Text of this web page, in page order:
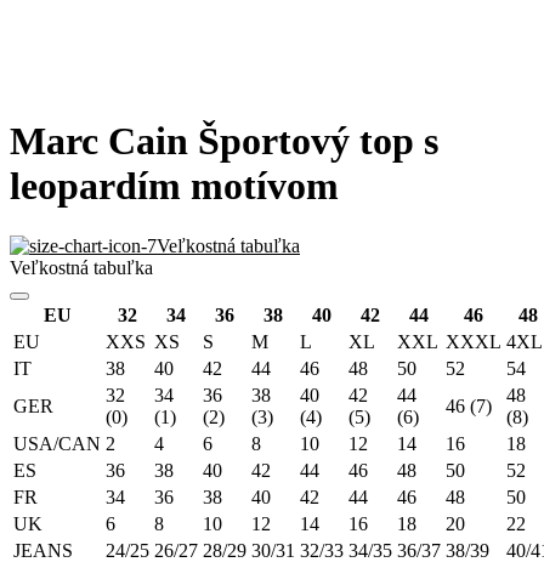
Marc Cain Športový top s
leopardím motívom
Veľkostná tabuľka
Veľkostná tabuľka
EU 32 34 36 38 40 42 44 46
48
EU
XXS XS S M L XL XXL XXXL 4XL
IT
38 40 42 44 46 48 50 52
54
GER
32
(0)
34
(1)
36
(2)
38
(3)
40
(4)
42
(5)
44
(6)
46 (7)
48
(8)
USA/CAN 2 4 6 8 10 12 14 16
18
ES
36 38 40 42 44 46 48 50
52
FR
34 36 38 40 42 44 46 48
50
UK
6 8 10 12 14 16 18 20
22
JEANS
24/25 26/27 28/29 30/31 32/33 34/35 36/37 38/39 40/